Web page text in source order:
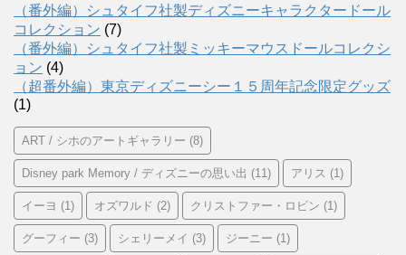
（番外編）シュタイフ社製ディズニーキャラクタードール
コレクション (7)
（番外編）シュタイフ社製ミッキーマウスドールコレクシ
ョン (4)
（超番外編）東京ディズニーシー１５周年記念限定グッズ
(1)
ART / シホのアートギャラリー (8)
Disney park Memory / ディズニーの思い出 (11) アリス (1)
イーヨ (1) オズワルド (2) クリストファー・ロビン (1)
グーフィー (3) シェリーメイ (3) ジーニー (1)